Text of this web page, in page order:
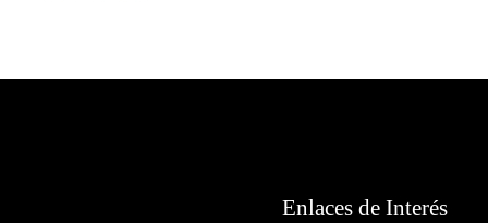
Enlaces de Interés